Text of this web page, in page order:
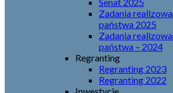
Zadania
państwa 2025
Zadania
państwa – 2024
Regranting
Regranting 2023
Regranting 2022